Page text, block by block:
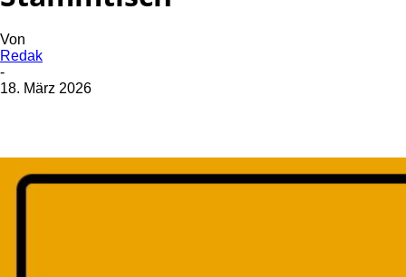
Von
Redak
-
18. März 2026